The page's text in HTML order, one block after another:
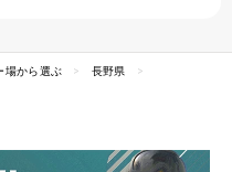
場から選ぶ
長野県